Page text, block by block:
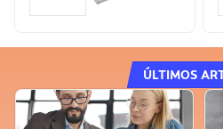
ÚLTIMOS